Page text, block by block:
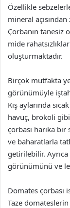
Özellikle
mineral
Çorbanın tanesiz
mide
oluşturmaktadır.
Birçok mutfakta
görünümüyle
Kış aylarında
havuç, brokoli
çorbası harika bir
ve baharatlarla
getirilebilir.
görünümünü ve
Domates çorbası
Taze